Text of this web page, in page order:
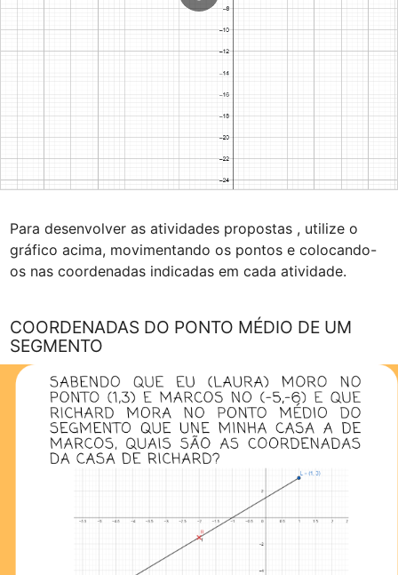
Para desenvolver as atividades propostas , utilize o
gráfico acima, movimentando os pontos e colocando-
os nas coordenadas indicadas em cada atividade.
COORDENADAS DO PONTO MÉDIO DE UM
SEGMENTO